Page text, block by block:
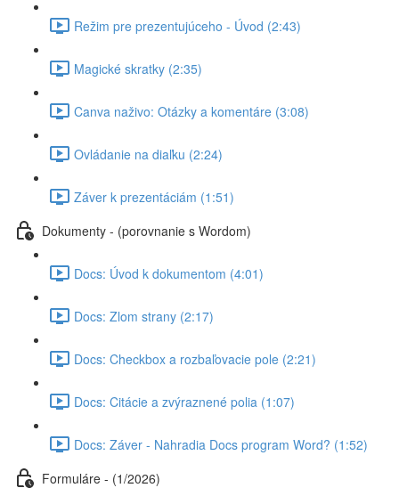
Režim pre prezentujúceho - Úvod (2:43)
Magické skratky (2:35)
Canva naživo: Otázky a komentáre (3:08)
Ovládanie na diaľku (2:24)
Záver k prezentáciám (1:51)
Dokumenty - (porovnanie s Wordom)
Docs: Úvod k dokumentom (4:01)
Docs: Zlom strany (2:17)
Docs: Checkbox a rozbaľovacie pole (2:21)
Docs: Citácie a zvýraznené polia (1:07)
Docs: Záver - Nahradia Docs program Word? (1:52)
Formuláre - (1/2026)